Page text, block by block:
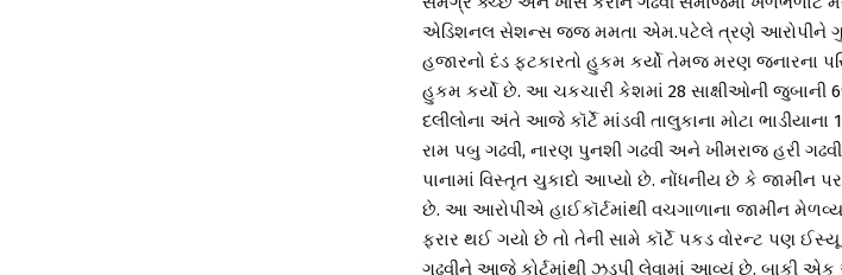
એડિશનલ સેશન્સ જજ મમતા એમ.પટેલે ત્રણે આરોપીને
હજારનો દંડ ફટકારતો હુકમ કર્યો તેમજ મરણ જનારના
હુકમ કર્યો છે. આ ચકચારી કેશમાં 28 સાક્ષીઓની જુબાની
દલીલોના અંતે આજે કૉર્ટે માંડવી તાલુકાના મોટા ભાડીયાના
રામ પબુ ગઢવી, નારણ પુનશી ગઢવી અને ખીમરાજ હરી
પાનામાં વિસ્તૃત ચુકાદો આપ્યો છે. નોંધનીય છે કે જામીન
છે. આ આરોપીએ હાઈકૉર્ટમાંથી વચગાળાના જામીન
ફરાર થઈ ગયો છે તો તેની સામે કૉર્ટે પકડ વોરન્ટ પણ
ગઢવીને આજે કોર્ટમાંથી ઝડપી લેવામાં આવ્યું છે. બાકી